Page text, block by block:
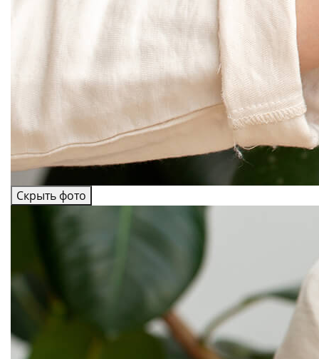
Скрыть фото